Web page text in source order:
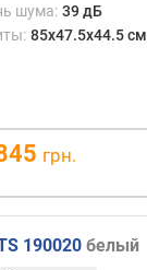
шума: 39 дБ
85х47.5х44.5 см
грн.
190020 белый